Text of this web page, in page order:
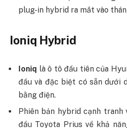
plug-in hybrid ra mắt vào
Ioniq Hybrid
Ioniq là ô tô đầu tiên của
đầu và đặc biệt có sẵn dưới
bằng điện.
Phiên bản hybrid cạnh
đầu Toyota Prius về khả